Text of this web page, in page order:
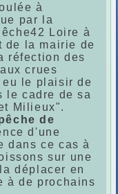
à
par la
Loire à
de la mairie de
réfection des
crues
eu le plaisir de
le cadre de sa
Milieux".
de
d'une
dans ce cas à
sur une
déplacer en
à de prochains